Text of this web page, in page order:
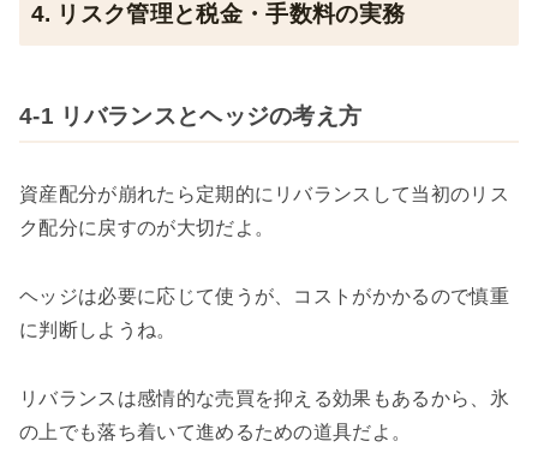
4. リスク管理と税金・手数料の実務
4-1 リバランスとヘッジの考え方
資産配分が崩れたら定期的にリバランスして当初のリス
ク配分に戻すのが大切だよ。
ヘッジは必要に応じて使うが、コストがかかるので慎重
に判断しようね。
リバランスは感情的な売買を抑える効果もあるから、氷
の上でも落ち着いて進めるための道具だよ。